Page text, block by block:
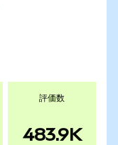
評価数
483.9K